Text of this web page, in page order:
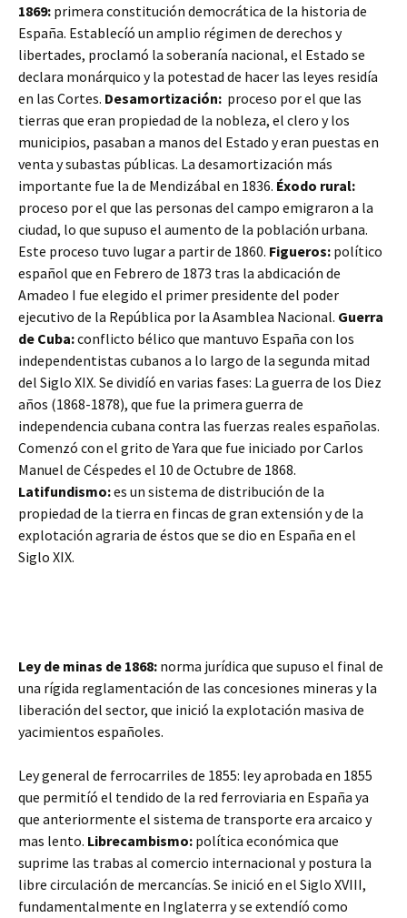
1869: primera constitución democrática de la historia de
España. Establecíó un amplio régimen de derechos y
libertades, proclamó la soberanía nacional, el Estado se
declara monárquico y la potestad de hacer las leyes residía
en las Cortes. Desamortización: proceso por el que las
tierras que eran propiedad de la nobleza, el clero y los
municipios, pasaban a manos del Estado y eran puestas en
venta y subastas públicas. La desamortización más
importante fue la de Mendizábal en 1836. Éxodo rural:
proceso por el que las personas del campo emigraron a la
ciudad, lo que supuso el aumento de la población urbana.
Este proceso tuvo lugar a partir de 1860. Figueros: político
español que en Febrero de 1873 tras la abdicación de
Amadeo I fue elegido el primer presidente del poder
ejecutivo de la República por la Asamblea Nacional. Guerra
de Cuba:conflicto bélico que mantuvo España con los
independentistas cubanos a lo largo de la segunda mitad
del Siglo XIX. Se dividíó en varias fases: La guerra de los Diez
años (1868-1878), que fue la primera guerra de
independencia cubana contra las fuerzas reales españolas.
Comenzó con el grito de Yara que fue iniciado por Carlos
Manuel de Céspedes el 10 de Octubre de 1868.
Latifundismo:es un sistema de distribución de la
propiedad de la tierra en fincas de gran extensión y de la
explotación agraria de éstos que se dio en España en el
Siglo XIX.
Ley de minas de 1868: norma jurídica que supuso el final de
una rígida reglamentación de las concesiones mineras y la
liberación del sector, que inició la explotación masiva de
yacimientos españoles.
Ley general de ferrocarriles de 1855: ley aprobada en 1855
que permitíó el tendido de la red ferroviaria en España ya
que anteriormente el sistema de transporte era arcaico y
mas lento. Librecambismo: política económica que
suprime las trabas al comercio internacional y postura la
libre circulación de mercancías. Se inició en el Siglo XVIII,
fundamentalmente en Inglaterra y se extendíó como